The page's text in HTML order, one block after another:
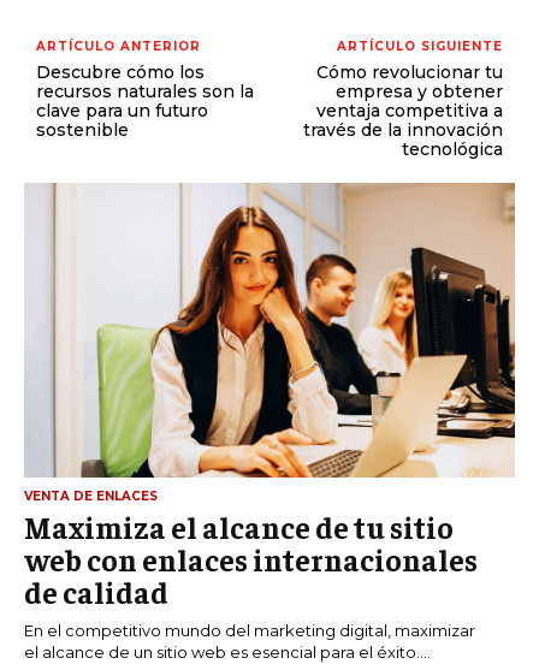
ARTÍCULO ANTERIOR
Descubre cómo los
recursos naturales son la
clave para un futuro
sostenible
ARTÍCULO SIGUIENTE
Cómo revolucionar tu
empresa y obtener
ventaja competitiva a
través de la innovación
tecnológica
VENTA DE ENLACES
Maximiza el alcance de tu sitio
web con enlaces internacionales
de calidad
En el competitivo mundo del marketing digital, maximizar
el alcance de un sitio web es esencial para el éxito....